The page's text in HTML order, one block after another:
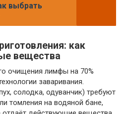
выбрать
как
вещества
очищения лимфы на 70%
заваривания.
солодка, одуванчик) требуют
томления на водяной бане,